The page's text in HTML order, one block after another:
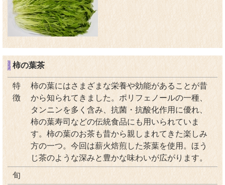
柿の葉茶
特
徴
柿の葉にはさまざまな栄養や効能があることが昔
から知られてきました。ポリフェノールの一種、
タンニンを多く含み、抗菌・抗酸化作用に優れ、
柿の葉寿司などの伝統食品にも用いられていま
す。柿の葉のお茶も昔から親しまれてきた楽しみ
方の一つ。今回は薪火焙煎した茶葉を使用。ほう
じ茶のような深みと豊かな味わいが広がります。
旬